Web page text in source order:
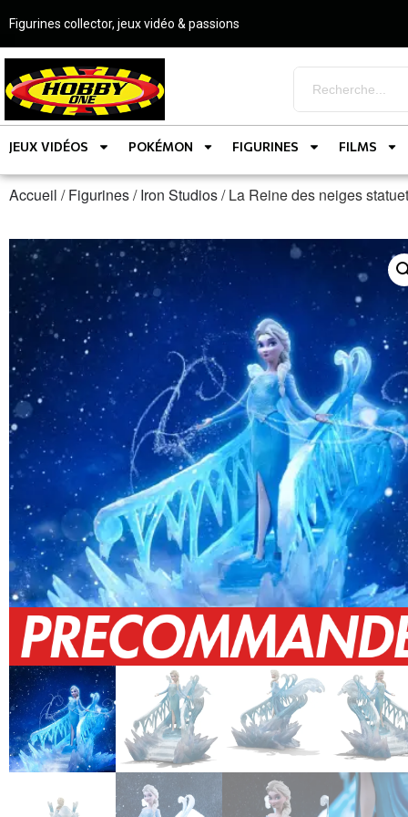
Figurines collector, jeux vidéo & passions
JEUX VIDÉOS POKÉMON FIGURINES FILMS
Accueil /Figurines/Iron Studios/ La Reine des neiges